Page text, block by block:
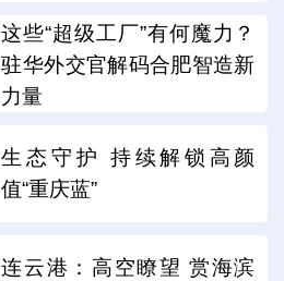
这些“超级工厂”有何魔力？
驻华外交官解码合肥智造新
力量
生态守护 持续解锁高颜
值“重庆蓝”
连云港：高空瞭望 赏海滨